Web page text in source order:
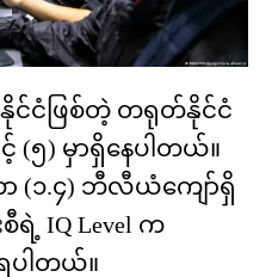
နိုင်ငံဖြစ်တဲ့ တရုတ်နိုင်ငံ
(၅) မှာရှိနေပါတယ်။
(၁.၄) ဘီလီယံကျော်ရှိ
စီရဲ့ IQ Level က
ပါတယ်။